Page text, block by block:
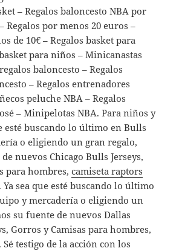
– Regalos baloncesto NBA por
Regalos por menos 20 euros –
de 10€ – Regalos basket para
para niños – Minicanastas
baloncesto – Regalos
– Regalos entrenadores
peluche NBA – Regalos
– Minipelotas NBA. Para niños y
esté buscando lo último en Bulls
o eligiendo un gran regalo,
nuevos Chicago Bulls Jerseys,
para hombres,camiseta raptors
sea que esté buscando lo último
y mercadería o eligiendo un
su fuente de nuevos Dallas
Gorros y Camisas para hombres,
testigo de la acción con los